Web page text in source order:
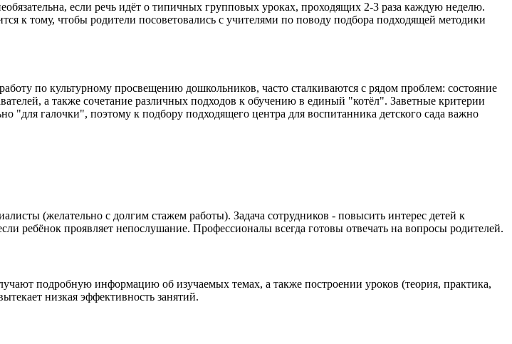
если речь идёт о типичных групповых уроках, проходящих 2-3 раза каждую неделю.
к тому, чтобы родители посоветовались с учителями по поводу подбора подходящей методики
по культурному просвещению дошкольников, часто сталкиваются с рядом проблем: состояние
а также сочетание различных подходов к обучению в единый "котёл". Заветные критерии
"для галочки", поэтому к подбору подходящего центра для воспитанника детского сада важно
(желательно с долгим стажем работы). Задача сотрудников - повысить интерес детей к
ребёнок проявляет непослушание. Профессионалы всегда готовы отвечать на вопросы родителей.
подробную информацию об изучаемых темах, а также построении уроков (теория, практика,
низкая эффективность занятий.